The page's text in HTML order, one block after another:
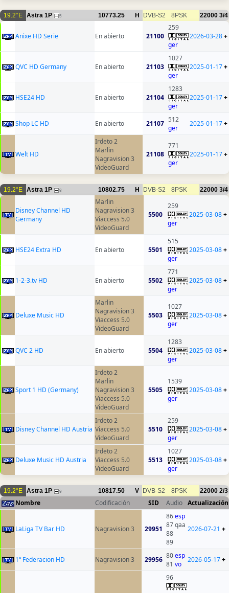
19.2°E Astra 1P 5 10773.25 H DVB-S2 8PSK 22000 3/4
Anixe HD Serie En abierto 21100
259
ger
2026-03-28+
QVC HD Germany En abierto 21103
1027
ger
2025-01-17+
HSE24 HD En abierto 21104
1283
ger
2025-01-17+
Shop LC HD En abierto 21107 512
ger
2025-01-17+
Welt HD
Irdeto 2
Marlin
Nagravision 3
VideoGuard
21108
771
ger
2025-01-17+
19.2°E Astra 1P 8 10802.75 H DVB-S2 8PSK 22000 3/4
Disney Channel HD
Germany
Marlin
Nagravision 3
Viaccess 5.0
VideoGuard
5500
259
ger
2025-03-08+
HSE24 Extra HD En abierto 5501
515
ger
2025-03-08+
1-2-3.tv HD En abierto 5502
771
ger
2025-03-08+
Deluxe Music HD
Marlin
Nagravision 3
Viaccess 5.0
VideoGuard
5503
1027
ger
2025-03-08+
QVC 2 HD En abierto 5504
1283
ger
2025-03-08+
Sport 1 HD (Germany)
Irdeto 2
Marlin
Nagravision 3
Viaccess 5.0
VideoGuard
5505
1539
ger
2025-03-08+
Disney Channel HD Austria
Irdeto 2
Viaccess 5.0
VideoGuard
5510
259
ger
2025-03-08+
Deluxe Music HD Austria
Irdeto 2
Viaccess 5.0
VideoGuard
5513
1027
ger
2025-03-08+
19.2°E Astra 1P 9 10817.50 V DVB-S2 8PSK 22000 2/3
Nombre Codificación SID Audio Actualización
LaLiga TV Bar HD Nagravision 3 29951
86esp
87 qaa
88
89
2026-07-21 +
1“ Federacion HD Nagravision 3 29956 80esp
81 vo
2026-05-17+
96